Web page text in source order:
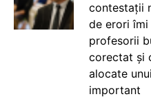
contestații
de erori
profesorii
corectat și
alocate
important